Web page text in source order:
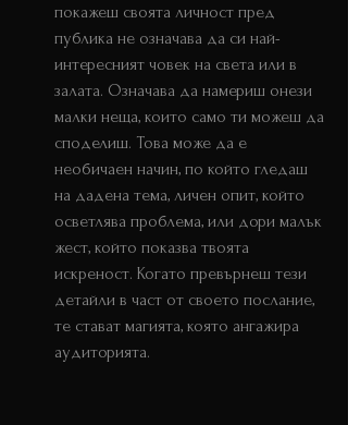
покажеш своята личност пред
публика не означава да си най-
интересният човек на света или в
залата. Означава да намериш онези
малки неща, които само ти можеш да
споделиш. Това може да е
необичаен начин, по който гледаш
на дадена тема, личен опит, който
осветлява проблема, или дори малък
жест, който показва твоята
искреност. Когато превърнеш тези
детайли в част от своето послание,
те стават магията, която ангажира
аудиторията.